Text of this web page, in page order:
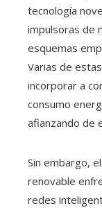
tecnología
impulsoras de
esquemas
Varias de
incorporar a
consumo
afianzando de
Sin embargo,
renovable
redes